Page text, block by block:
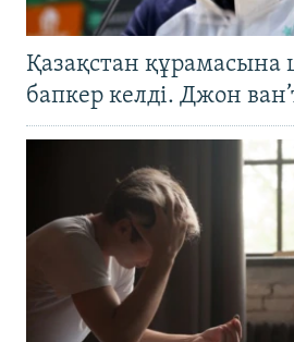
Қазақстан құрамасына
бапкер келді. Джон